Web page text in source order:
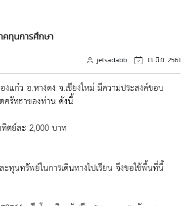
คทุนการศึกษา
jetsadabb 13 มิ.ย. 2561
ก๋ว อ.หางดง จ.เชียงใหม่ มีความประสงค์ขอบ
รัทธาของท่าน ดังนี้
ทิตย์ละ 2,000 บาท
ทุนทรัพย์ในการเดินทางไปเรียน จึงขอใช้พื้นที่นี้